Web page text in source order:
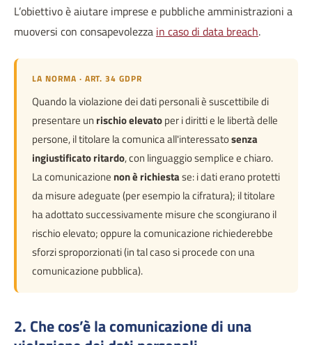
L’obiettivo è aiutare imprese e pubbliche amministrazioni a
muoversi con consapevolezza in caso di data breach.
LA NORMA · ART. 34 GDPR
Quando la violazione dei dati personali è suscettibile di
presentare un rischio elevatoper i diritti e le libertà delle
persone, il titolare la comunica all'interessatosenza
ingiustificato ritardo, con linguaggio semplice e chiaro.
La comunicazione non è richiestase: i dati erano protetti
da misure adeguate (per esempio la cifratura); il titolare
ha adottato successivamente misure che scongiurano il
rischio elevato; oppure la comunicazione richiederebbe
sforzi sproporzionati (in tal caso si procede con una
comunicazione pubblica).
2. Che cos’è la comunicazione di una